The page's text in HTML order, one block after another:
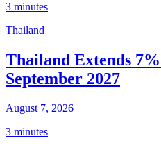
3 minutes
Thailand
Thailand Extends
September 2027
August 7, 2026
3 minutes